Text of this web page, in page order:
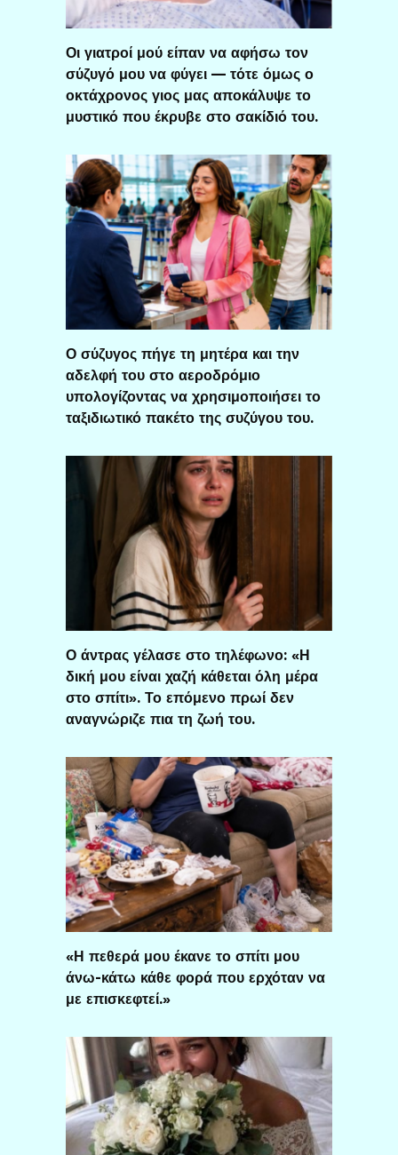
Οι γιατροί μού είπαν να αφήσω τον
σύζυγό μου να φύγει — τότε όμως ο
οκτάχρονος γιος μας αποκάλυψε το
μυστικό που έκρυβε στο σακίδιό του.
Ο σύζυγος πήγε τη μητέρα και την
αδελφή του στο αεροδρόμιο
υπολογίζοντας να χρησιμοποιήσει το
ταξιδιωτικό πακέτο της συζύγου του.
Ο άντρας γέλασε στο τηλέφωνο: «Η
δική μου είναι χαζή κάθεται όλη μέρα
στο σπίτι». Το επόμενο πρωί δεν
αναγνώριζε πια τη ζωή του.
«Η πεθερά μου έκανε το σπίτι μου
άνω-κάτω κάθε φορά που ερχόταν να
με επισκεφτεί.»